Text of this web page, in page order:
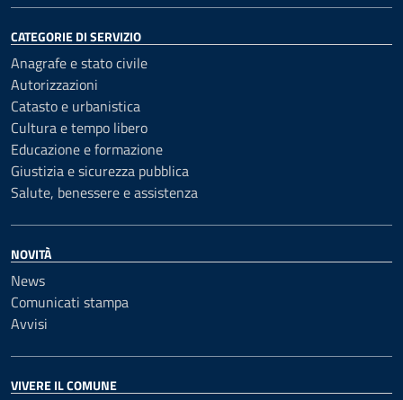
CATEGORIE DI SERVIZIO
Anagrafe e stato civile
Autorizzazioni
Catasto e urbanistica
Cultura e tempo libero
Educazione e formazione
Giustizia e sicurezza pubblica
Salute, benessere e assistenza
NOVITÀ
News
Comunicati stampa
Avvisi
VIVERE IL COMUNE